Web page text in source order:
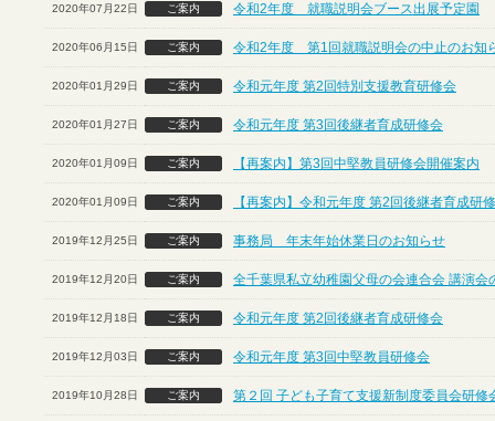
2020年07月22日 ご案内 令和2年度 就職説明会ブース出展予定園
2020年06月15日 ご案内 令和2年度 第1回就職説明会の中止のお知
2020年01月29日 ご案内 令和元年度 第2回特別支援教育研修会
2020年01月27日 ご案内 令和元年度 第3回後継者育成研修会
2020年01月09日 ご案内 【再案内】第3回中堅教員研修会開催案内
2020年01月09日 ご案内 【再案内】令和元年度 第2回後継者育成研
2019年12月25日 ご案内 事務局 年末年始休業日のお知らせ
2019年12月20日 ご案内 全千葉県私立幼稚園父母の会連合会 講演会
2019年12月18日 ご案内 令和元年度 第2回後継者育成研修会
2019年12月03日 ご案内 令和元年度 第3回中堅教員研修会
2019年10月28日 ご案内 第２回 子ども子育て支援新制度委員会研修